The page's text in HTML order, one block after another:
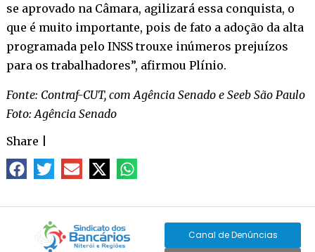
se aprovado na Câmara, agilizará essa conquista, o
que é muito importante, pois de fato a adoção da alta
programada pelo INSS trouxe inúmeros prejuízos
para os trabalhadores”, afirmou Plínio.
Fonte: Contraf-CUT, com Agência Senado e Seeb São Paulo
Foto: Agência Senado
Share
Canal de Denúncias